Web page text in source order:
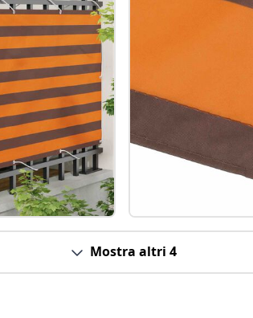
Mostra altri 4